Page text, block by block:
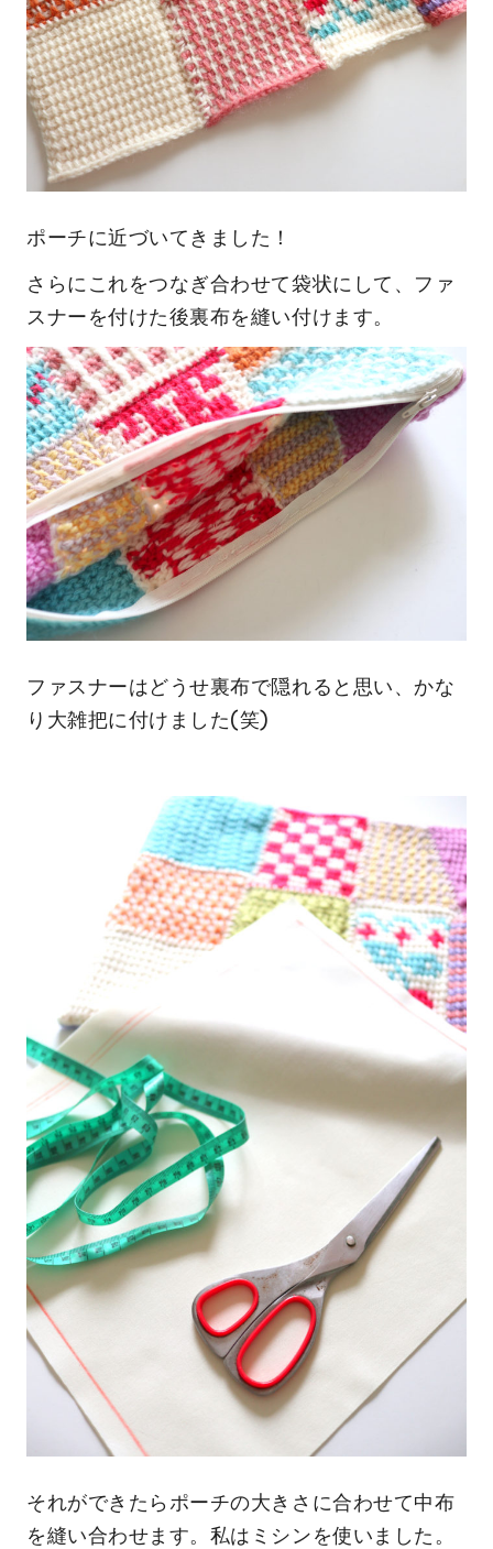
ポーチに近づいてきました！
さらにこれをつなぎ合わせて袋状にして、ファ
スナーを付けた後裏布を縫い付けます。
ファスナーはどうせ裏布で隠れると思い、かな
り大雑把に付けました(笑)
それができたらポーチの大きさに合わせて中布
を縫い合わせます。私はミシンを使いました。